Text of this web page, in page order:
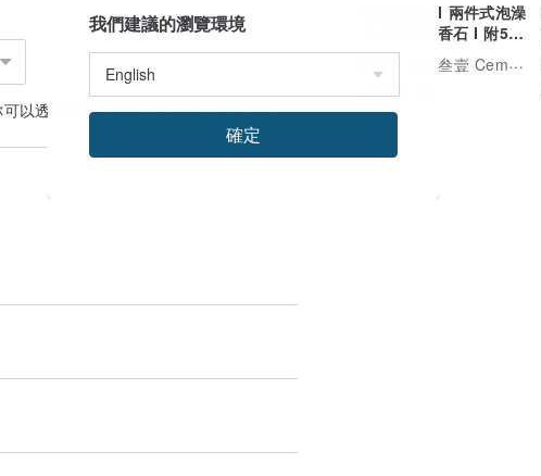
Capybara I 兩件式泡澡
卡皮巴拉擴香石 I 附5mi
精油－馬年開運物
壹叁叁壹 Cementer No.1331
US$ 29.85
戰版、提示版以及詳解版，顧客可依
體驗，更能發掘其中的樂趣！
哦！
以透過 聯絡設計師討論合適的運送方式
我們建議的瀏覽環境
確定